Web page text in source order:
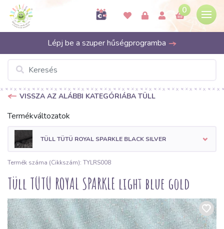
0
Lépj be a szuper hűségprogramba
VISSZA AZ ALÁBBI KATEGÓRIÁBA TÜLL
Termékváltozatok
TÜLL TÜTÜ ROYAL SPARKLE BLACK SILVER
Termék száma (Cikkszám): TYLRS008
Tüll TÜTÜ ROYAL SPARKLE light blue gold